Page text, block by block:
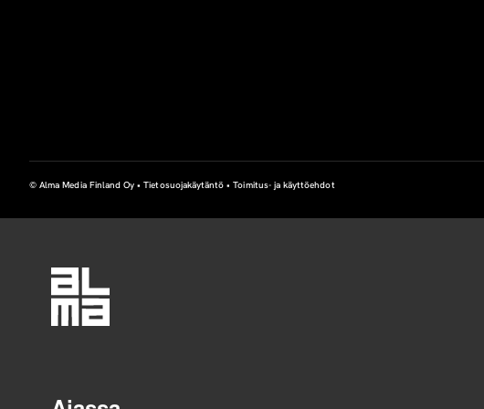
© Alma Media Finland Oy •Tietosuojakäytäntö •Toimitus- ja käyttöehdot